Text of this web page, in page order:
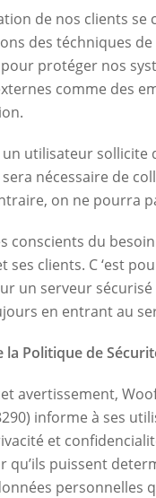
de nos clients se
des téchniques
protéger nos
comme des
un utilisateur sollicite
nécessaire de
on ne pourra
conscients du
ses clients. C ‘est
un serveur sécurisé
en entrant au
la Politique de
avertissement,
informe à ses
et
qu’ils puissent
personnelles